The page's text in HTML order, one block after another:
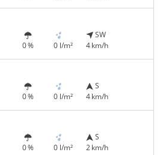
0 % 0 l/m²
SW
4 km/h
0 % 0 l/m²
S
4 km/h
0 % 0 l/m²
S
2 km/h